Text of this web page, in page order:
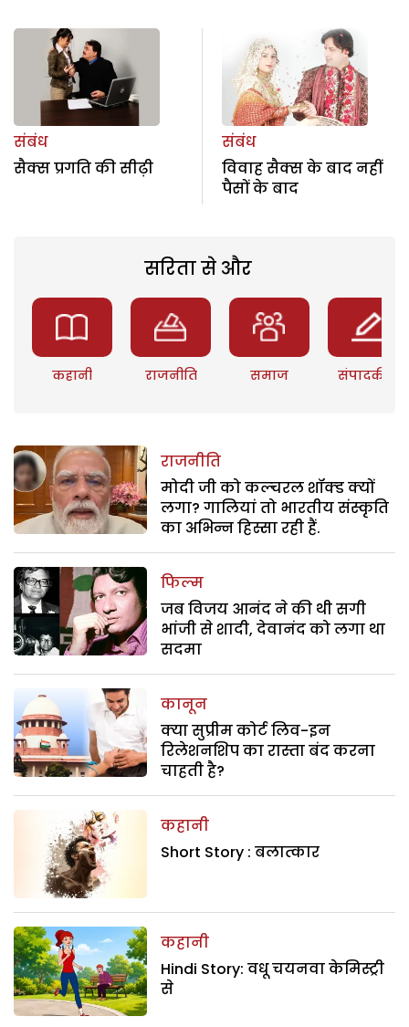
संबंध
सैक्स प्रगति की सीढ़ी
संबंध
विवाह सैक्स के बाद नहीं
पैसों के बाद
सरिता से और
कहानी राजनीति समाज संपादकीय
राजनीति
मोदी जी को कल्चरल शॉक्ड क्यों
लगा? गालियां तो भारतीय संस्कृति
का अभिन्न हिस्सा रही हैं.
फिल्म
जब विजय आनंद ने की थी सगी
भांजी से शादी, देवानंद को लगा था
सदमा
कानून
क्या सुप्रीम कोर्ट लिव-इन
रिलेशनशिप का रास्ता बंद करना
चाहती है?
कहानी
Short Story : बलात्कार
कहानी
Hindi Story: वधू चयनवा केमिस्ट्री
से